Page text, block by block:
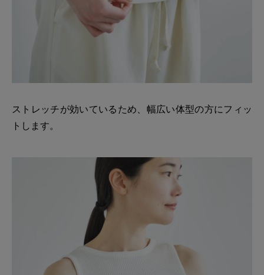
ストレッチが効いているため、幅広い体型の方にフィッ
トします。